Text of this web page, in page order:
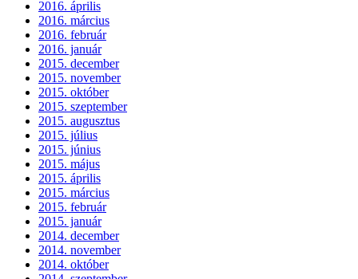
2016. április
2016. március
2016. február
2016. január
2015. december
2015. november
2015. október
2015. szeptember
2015. augusztus
2015. július
2015. június
2015. május
2015. április
2015. március
2015. február
2015. január
2014. december
2014. november
2014. október